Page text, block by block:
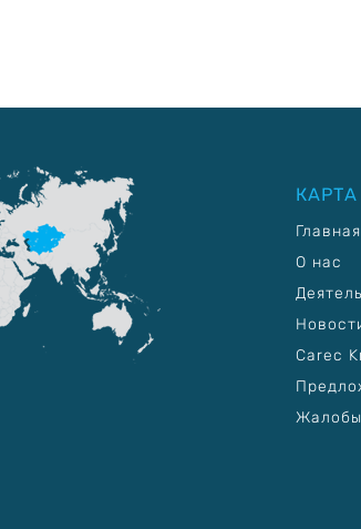
Главная
О нас
Carec